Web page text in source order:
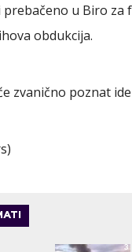
u Biro za
obdukcija.
zvanično poznat
3